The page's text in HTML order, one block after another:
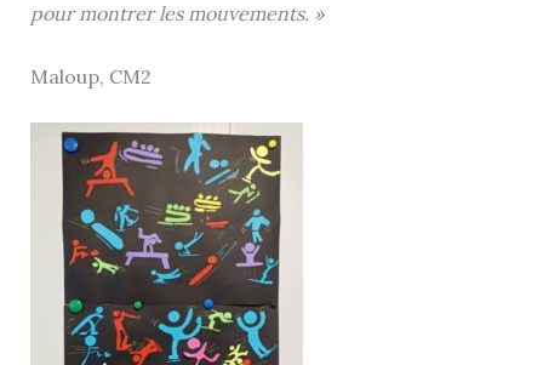
pour montrer les mouvements. »
Maloup, CM2